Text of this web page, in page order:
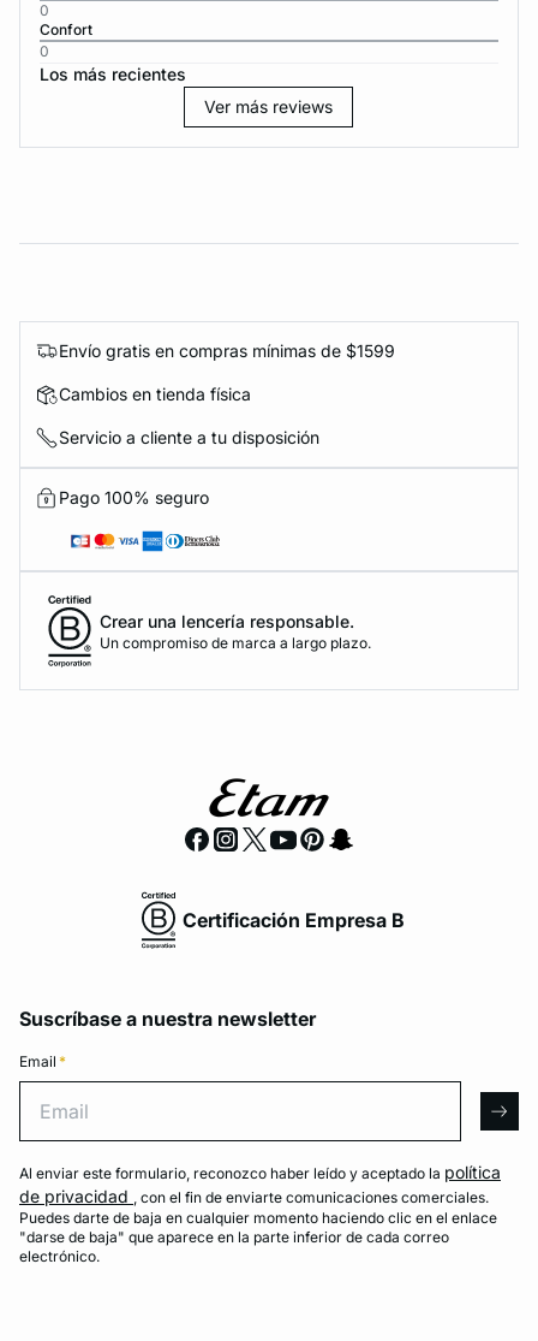
0
Confort
0
Los más recientes
Ver más reviews
Envío gratis en compras mínimas de $1599
Cambios en tienda física
Servicio a cliente a tu disposición
Pago 100% seguro
Crear una lencería responsable.
Un compromiso de marca a largo plazo.
Certificación Empresa B
Suscríbase a nuestra newsletter
Email *
Al enviar este formulario, reconozco haber leído y aceptado la política
de privacidad , con el fin de enviarte comunicaciones comerciales.
Puedes darte de baja en cualquier momento haciendo clic en el enlace
"darse de baja" que aparece en la parte inferior de cada correo
electrónico.